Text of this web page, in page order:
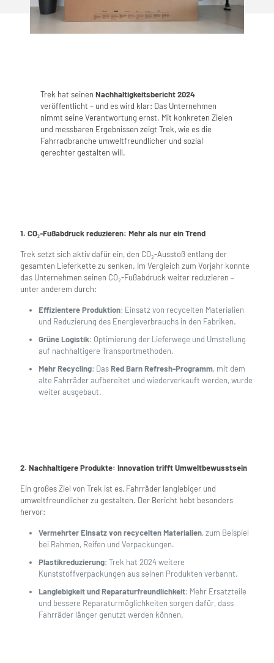
Trek hat seinen Nachhaltigkeitsbericht 2024
veröffentlicht – und es wird klar: Das Unternehmen
nimmt seine Verantwortung ernst. Mit konkreten Zielen
und messbaren Ergebnissen zeigt Trek, wie es die
Fahrradbranche umweltfreundlicher und sozial
gerechter gestalten will.
1. CO₂-Fußabdruck reduzieren: Mehr als nur ein Trend
Trek setzt sich aktiv dafür ein, den CO₂-Ausstoß entlang der
gesamten Lieferkette zu senken. Im Vergleich zum Vorjahr konnte
das Unternehmen seinen CO₂-Fußabdruck weiter reduzieren –
unter anderem durch:
Effizientere Produktion: Einsatz von recycelten Materialien
und Reduzierung des Energieverbrauchs in den Fabriken.
Grüne Logistik: Optimierung der Lieferwege und Umstellung
auf nachhaltigere Transportmethoden.
Mehr Recycling: DasRed Barn Refresh-Programm, mit dem
alte Fahrräder aufbereitet und wiederverkauft werden, wurde
weiter ausgebaut.
2. Nachhaltigere Produkte: Innovation trifft Umweltbewusstsein
Ein großes Ziel von Trek ist es, Fahrräder langlebiger und
umweltfreundlicher zu gestalten. Der Bericht hebt besonders
hervor:
Vermehrter Einsatz von recycelten Materialien, zum Beispiel
bei Rahmen, Reifen und Verpackungen.
Plastikreduzierung: Trek hat 2024 weitere
Kunststoffverpackungen aus seinen Produkten verbannt.
Langlebigkeit und Reparaturfreundlichkeit: Mehr Ersatzteile
und bessere Reparaturmöglichkeiten sorgen dafür, dass
Fahrräder länger genutzt werden können.